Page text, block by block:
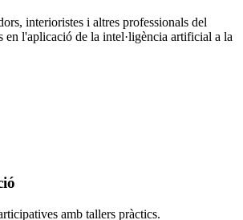
interioristes i altres professionals del
en l'aplicació de la intel·ligència artificial a la
amb tallers pràctics.